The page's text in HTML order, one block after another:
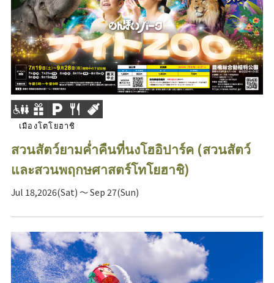
เมืองโตโยฮาชิ
สวนสัตว์ยามค่ำคืนที่นงโฮอิปาร์ค (สวนสัตว์
และสวนพฤกษศาสตร์โทโยฮาชิ)
Jul 18,2026(Sat) ～ Sep 27(Sun)